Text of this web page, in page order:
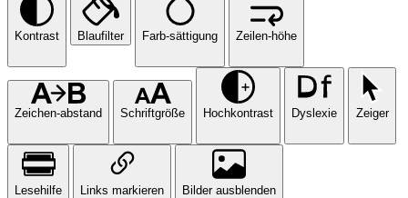
Kontrast Blaufilter Farb-sättigung Zeilen-höhe
Zeichen-abstand Schriftgröße Hochkontrast Dyslexie Zeiger
Lesehilfe Links markieren Bilder ausblenden